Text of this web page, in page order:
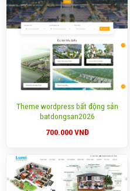
Theme wordpress bất động sản
batdongsan2026
700.000VNĐ